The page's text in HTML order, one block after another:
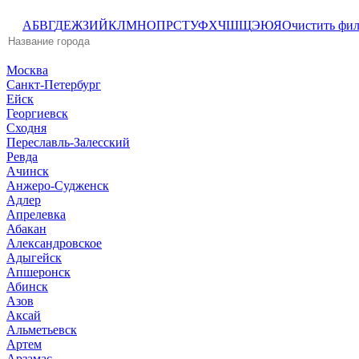
АБВГДЕЖЗИЙКЛМНОПРСТУФХЧШЩЭЮЯОчистить
Москва
Санкт-Петербург
Ейск
Георгиевск
Сходня
Переславль-Залесский
Ревда
Ачинск
Анжеро-Судженск
Адлер
Апрелевка
Абакан
Александровское
Адыгейск
Апшеронск
Абинск
Азов
Аксай
Альметьевск
Артем